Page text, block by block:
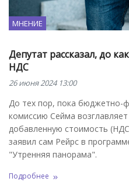
МНЕНИЕ
Депутат рассказал, до
НДС
26 июня 2024 13:00
До тех пор, пока бюджетно-
комиссию Сейма
добавленную стоимость
заявил сам Рейрс в
"Утренняя панорама".
Подробнее